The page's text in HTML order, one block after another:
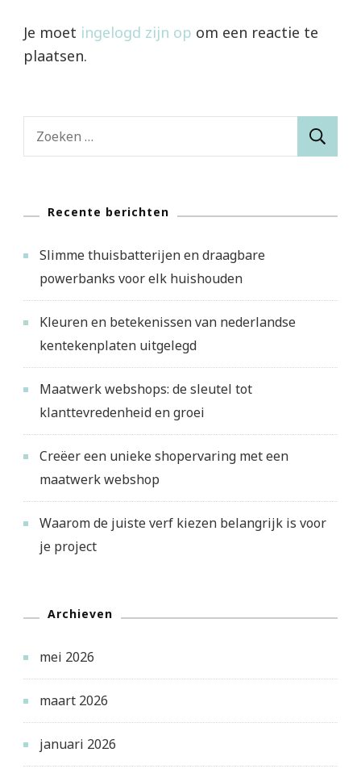
Je moet ingelogd zijn op om een reactie te
plaatsen.
Zoeken
Recente berichten
Slimme thuisbatterijen en draagbare
powerbanks voor elk huishouden
Kleuren en betekenissen van nederlandse
kentekenplaten uitgelegd
Maatwerk webshops: de sleutel tot
klanttevredenheid en groei
Creëer een unieke shopervaring met een
maatwerk webshop
Waarom de juiste verf kiezen belangrijk is voor
je project
Archieven
mei 2026
maart 2026
januari 2026